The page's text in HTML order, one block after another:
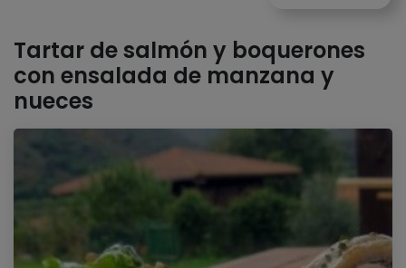
Tartar de salmón y boquerones
con ensalada de manzana y
nueces